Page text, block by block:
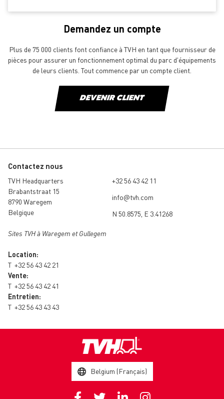
Demandez un compte
Plus de 75 000 clients font confiance à TVH en tant que fournisseur de
pièces pour assurer un fonctionnement optimal du parc d'équipements
de leurs clients. Tout commence par un compte client.
DEVENIR CLIENT
Contactez nous
TVH Headquarters
Brabantstraat 15
8790 Waregem
Belgique
Sites TVH à Waregem et Gullegem
Location:
T +32 56 43 42 21
Vente:
T +32 56 43 42 41
Entretien:
T +32 56 43 43 43
+32 56 43 42 11
info@tvh.com
N 50.8575, E 3.41268
Belgium (Français)